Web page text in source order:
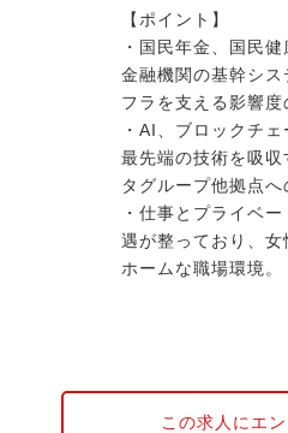
【ポイント】
・国民年金、国民
金融機関の基幹シ
フラを支える影響度
・AI、ブロックチ
最先端の技術を吸
タグループ他拠点へ
・仕事とプライベ
遇が整っており、女
ホームな職場環境。
この求人にエ